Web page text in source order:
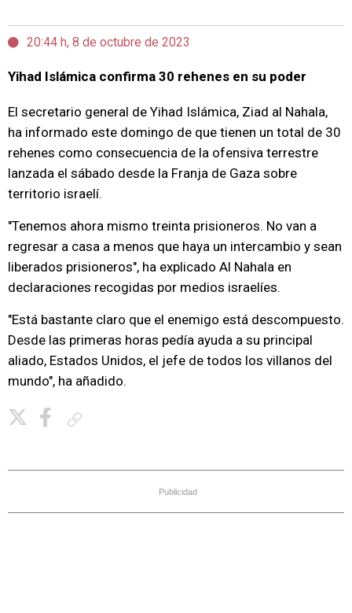
20:44 h, 8 de octubre de 2023
Yihad Islámica confirma 30 rehenes en su poder
El secretario general de Yihad Islámica, Ziad al Nahala,
ha informado este domingo de que tienen un total de 30
rehenes como consecuencia de la ofensiva terrestre
lanzada el sábado desde la Franja de Gaza sobre
territorio israelí.
"Tenemos ahora mismo treinta prisioneros. No van a
regresar a casa a menos que haya un intercambio y sean
liberados prisioneros", ha explicado Al Nahala en
declaraciones recogidas por medios israelíes.
"Está bastante claro que el enemigo está descompuesto.
Desde las primeras horas pedía ayuda a su principal
aliado, Estados Unidos, el jefe de todos los villanos del
mundo", ha añadido.
Publicidad